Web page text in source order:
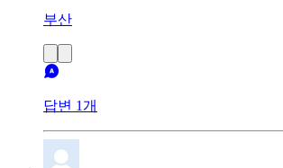
금합니다. 또 인기 놀이기구 대기 시간
게 시설을 이용할 수 있는 워터파크 실
주세요.
부산
답변 1개